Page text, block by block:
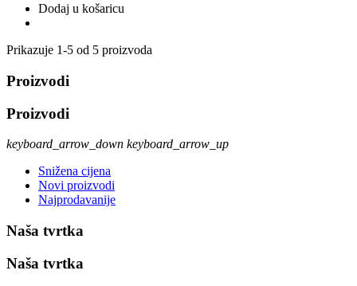
Dodaj u košaricu
Prikazuje 1-5 od 5 proizvoda
Proizvodi
Proizvodi
keyboard_arrow_down keyboard_arrow_up
Snižena cijena
Novi proizvodi
Najprodavanije
Naša tvrtka
Naša tvrtka